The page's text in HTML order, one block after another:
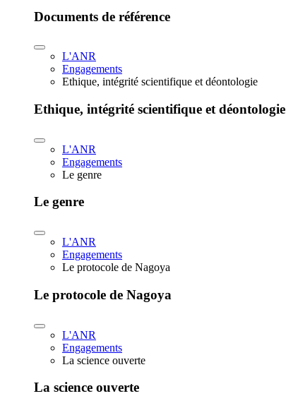
Documents de référence
L'ANR
Engagements
Ethique, intégrité scientifique et déontologie
Ethique, intégrité scientifique et déontologie
L'ANR
Engagements
Le genre
Le genre
L'ANR
Engagements
Le protocole de Nagoya
Le protocole de Nagoya
L'ANR
Engagements
La science ouverte
La science ouverte